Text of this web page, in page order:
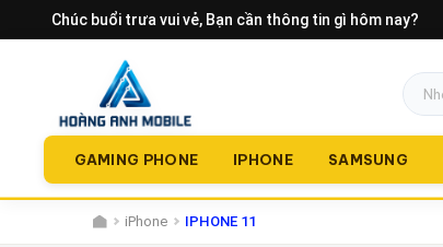
Chúc buổi trưa vui vẻ, Bạn cần thông tin gì hôm nay?
GAMING PHONE IPHONE SAMSUNG
iPhone IPHONE 11